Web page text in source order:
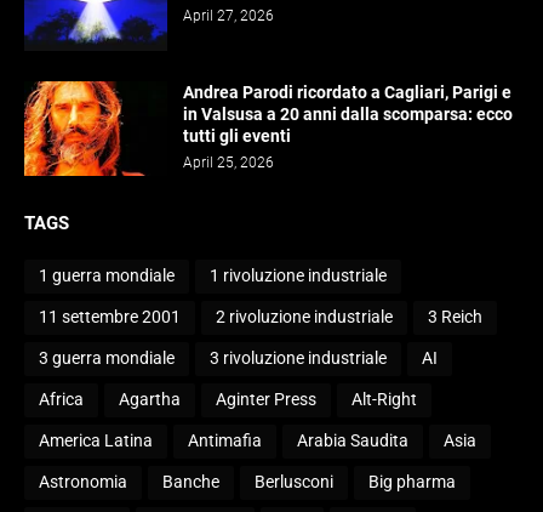
April 27, 2026
Andrea Parodi ricordato a Cagliari, Parigi e
in Valsusa a 20 anni dalla scomparsa: ecco
tutti gli eventi
April 25, 2026
TAGS
1 guerra mondiale 1 rivoluzione industriale
11 settembre 2001 2 rivoluzione industriale 3 Reich
3 guerra mondiale 3 rivoluzione industriale AI
Africa Agartha Aginter Press Alt-Right
America Latina Antimafia Arabia Saudita Asia
Astronomia Banche Berlusconi Big pharma